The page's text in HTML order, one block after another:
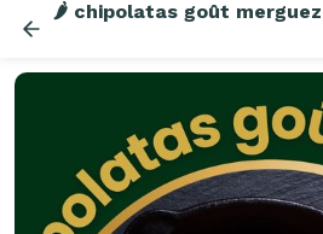
🌶️ chipolatas goût merguez